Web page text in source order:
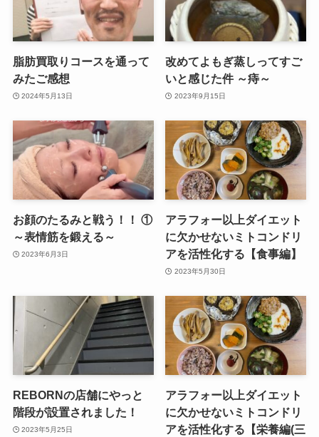
脂肪買取りコースを通って
みたご感想
2024年5月13日
改めてよもぎ蒸しってすご
いと感じた件 ～痔～
2023年9月15日
お顔のたるみと戦う！！ ①
～表情筋を鍛える～
2023年6月3日
アラフォー以上ダイエット
に欠かせないミトコンドリ
アを活性化する【食事編】
2023年5月30日
REBORNの店舗にやっと
階段が設置されました！
2023年5月25日
アラフォー以上ダイエット
に欠かせないミトコンドリ
アを活性化する【栄養編(三